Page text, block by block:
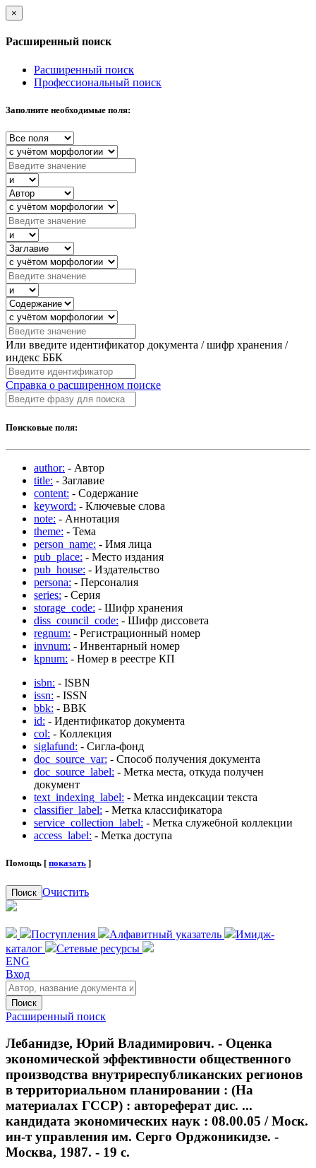
×
Расширенный поиск
Расширенный поиск
Профессиональный поиск
Заполните необходимые поля:
Или введите идентификатор документа / шифр хранения /
индекс ББК
Справка о расширенном поиске
Поисковые поля:
author: - Автор
title: - Заглавие
content: - Содержание
keyword: - Ключевые слова
note: - Аннотация
theme: - Тема
person_name: - Имя лица
pub_place: - Место издания
pub_house: - Издательство
persona: - Персоналия
series: - Серия
storage_code: - Шифр хранения
diss_council_code: - Шифр диссовета
regnum: - Регистрационный номер
invnum: - Инвентарный номер
kpnum: - Номер в реестре КП
isbn: - ISBN
issn: - ISSN
bbk: - BBK
id: - Идентификатор документа
col: - Коллекция
siglafund: - Сигла-фонд
doc_source_var: - Способ получения документа
doc_source_label: - Метка места, откуда получен
документ
text_indexing_label: - Метка индексации текста
classifier_label: - Метка классификатора
service_collection_label: - Метка служебной коллекции
access_label: - Метка доступа
Помощь [ показать ]
Поиск Очистить
Поступления Алфавитный указатель
Имидж-
каталог
Сетевые ресурсы
ENG
Вход
Поиск
Расширенный поиск
Лебанидзе, Юрий Владимирович. - Оценка
экономической эффективности общественного
производства внутриреспубликанских регионов
в территориальном планировании : (На
материалах ГССР) : автореферат дис. ...
кандидата экономических наук : 08.00.05 / Моск.
ин-т управления им. Серго Орджоникидзе. -
Москва, 1987. - 19 с.